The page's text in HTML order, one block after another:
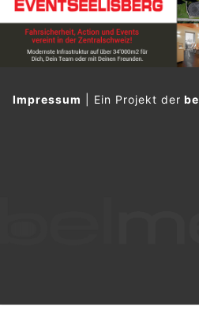
Impressum Ein Projekt der